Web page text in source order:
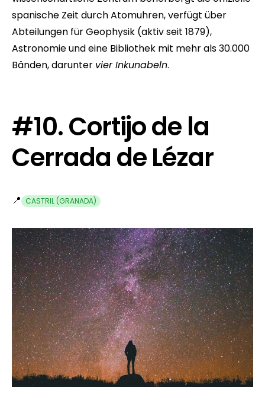
spanische Zeit durch Atomuhren, verfügt über
Abteilungen für Geophysik (aktiv seit 1879),
Astronomie und eine Bibliothek mit mehr als 30.000
Bänden, darunter vier Inkunabeln.
#10. Cortijo de la
Cerrada de Lézar
📍 CASTRIL (GRANADA)